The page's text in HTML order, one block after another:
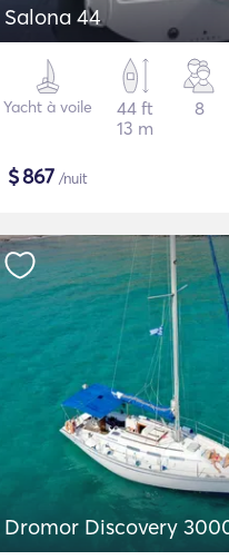
Salona 44
Yacht à voile
44 ft
13 m
8
$867 /nuit
Dromor Discovery